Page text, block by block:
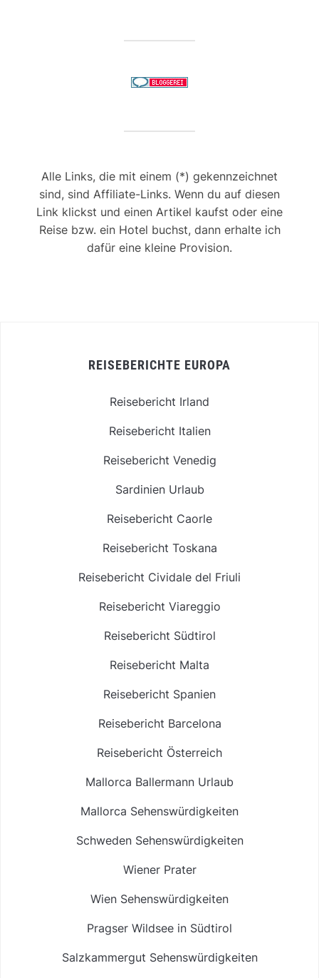
Alle Links, die mit einem (*) gekennzeichnet
sind, sind Affiliate-Links. Wenn du auf diesen
Link klickst und einen Artikel kaufst oder eine
Reise bzw. ein Hotel buchst, dann erhalte ich
dafür eine kleine Provision.
REISEBERICHTE EUROPA
Reisebericht Irland
Reisebericht Italien
Reisebericht Venedig
Sardinien Urlaub
Reisebericht Caorle
Reisebericht Toskana
Reisebericht Cividale del Friuli
Reisebericht Viareggio
Reisebericht Südtirol
Reisebericht Malta
Reisebericht Spanien
Reisebericht Barcelona
Reisebericht Österreich
Mallorca Ballermann Urlaub
Mallorca Sehenswürdigkeiten
Schweden Sehenswürdigkeiten
Wiener Prater
Wien Sehenswürdigkeiten
Pragser Wildsee in Südtirol
Salzkammergut Sehenswürdigkeiten